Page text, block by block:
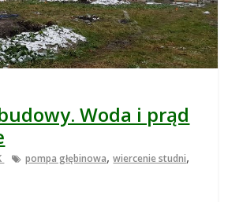
Woda i prąd
pompa głębinowa,wiercenie studni,